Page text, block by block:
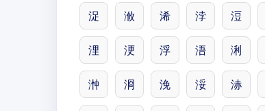
浞 浟 浠 浡 浢
浬 浭 浮 浯 浰
浺 浻 浼 浽 浾